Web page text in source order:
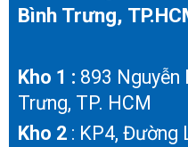
Bình Trưng,
Kho 1 : 893 Nguyễn
Trưng, TP. HCM
Kho 2: KP4, Đường